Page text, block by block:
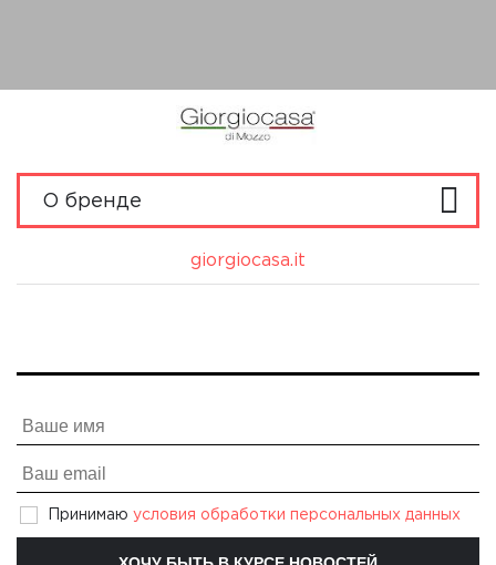
О бренде
giorgiocasa.it
Принимаю условия обработки персональных данных